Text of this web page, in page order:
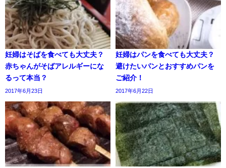
妊婦はそばを食べても大丈夫？
赤ちゃんがそばアレルギーにな
るって本当？
2017年6月23日
妊婦はパンを食べても大丈夫？
避けたいパンとおすすめパンを
ご紹介！
2017年6月22日